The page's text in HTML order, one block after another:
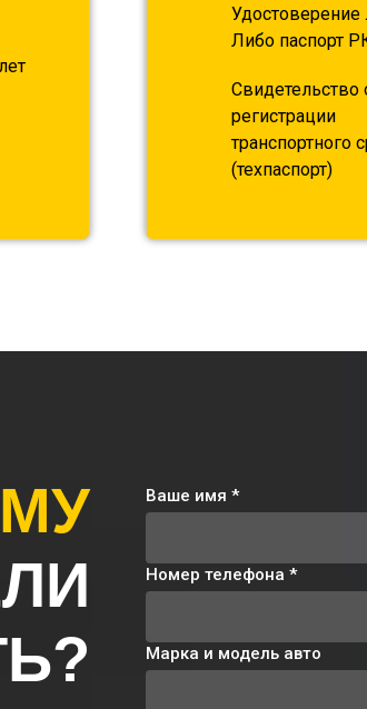
Удостоверение
Либо паспорт
Свидетельство
регистрации
транспортного
(техпаспорт)
Ваше имя *
Номер телефона *
Марка и модель авто